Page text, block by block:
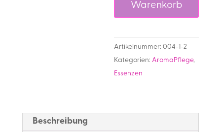
MengeWarenkorb
Artikelnummer:004-1-2
Kategorien:AromaPflege,
Essenzen
Beschreibung